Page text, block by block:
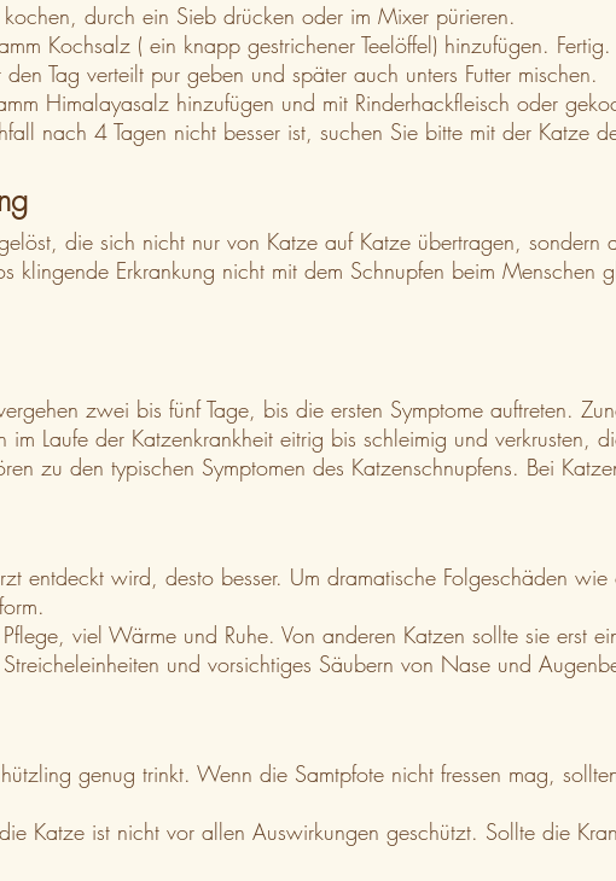
durch ein Sieb drücken oder im Mixer pürieren.
Kochsalz ( ein knapp gestrichener Teelöffel) hinzufügen. Fertig.
Tag verteilt pur geben und später auch unters Futter mischen.
Himalayasalz hinzufügen und mit Rinderhackfleisch oder
nach 4 Tagen nicht besser ist, suchen Sie bitte mit der Katze
die sich nicht nur von Katze auf Katze übertragen,
Erkrankung nicht mit dem Schnupfen beim
zwei bis fünf Tage, bis die ersten Symptome auftreten.
im Laufe der Katzenkrankheit eitrig bis schleimig und
zu den typischen Symptomen des Katzenschnupfens. Bei
entdeckt wird, desto besser. Um dramatische Folgeschäden
viel Wärme und Ruhe. Von anderen Katzen sollte sie
und vorsichtiges Säubern von Nase und
genug trinkt. Wenn die Samtpfote nicht fressen mag,
Katze ist nicht vor allen Auswirkungen geschützt. Sollte die